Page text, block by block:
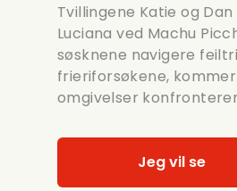
Tvillingene Katie og
Luciana ved Machu
søsknene navigere
frieriforsøkene,
omgivelser
Jeg vil se